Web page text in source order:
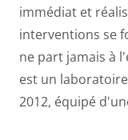
immédiat et
interventions se
ne part jamais à
est un
2012, équipé